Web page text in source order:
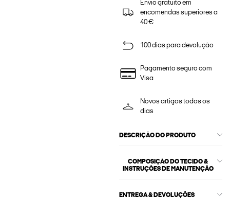
Envio gratuito em
encomendas superiores a
40 €
100 dias para devolução
Pagamento seguro com
Visa
Novos artigos todos os
dias
DESCRIÇÃO DO PRODUTO
COMPOSIÇÃO DO TECIDO &
INSTRUÇÕES DE MANUTENÇÃO
ENTREGA & DEVOLUÇÕES